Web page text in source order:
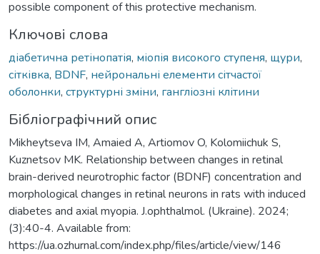
possible component of this protective mechanism.
Ключові слова
діабетична ретінопатія, міопія високого ступеня, щури,
сітківка, BDNF, нейрональні елементи сітчастої
оболонки, структурні зміни, гангліозні клітини
Бібліографічний опис
Mikheytseva IM, Amaied A, Artiomov O, Kolomiichuk S,
Kuznetsov MK. Relationship between changes in retinal
brain-derived neurotrophic factor (BDNF) concentration and
morphological changes in retinal neurons in rats with induced
diabetes and axial myopia. J.ophthalmol. (Ukraine). 2024;
(3):40-4. Available from:
https://ua.ozhurnal.com/index.php/files/article/view/146